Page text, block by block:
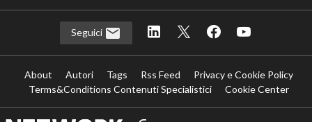
Seguici
About Autori Tags Rss Feed
Privacy e Cookie Policy
Terms&Conditions Contenuti Specialistici
Cookie Center